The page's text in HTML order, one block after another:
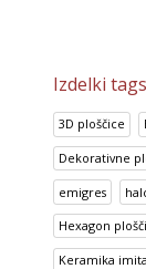
Izdelki tags
3D ploščice
Dekorativne
emigres
Hexagon
Keramika